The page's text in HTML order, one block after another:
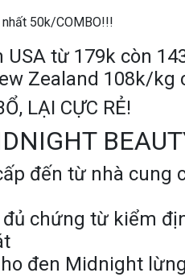
nhất 50k/COMBO!!!
USA từ 179k còn
Zealand 108k/kg
LẠI CỰC RẺ!
đến từ nhà cung
đủ chứng từ kiểm
đen Midnight